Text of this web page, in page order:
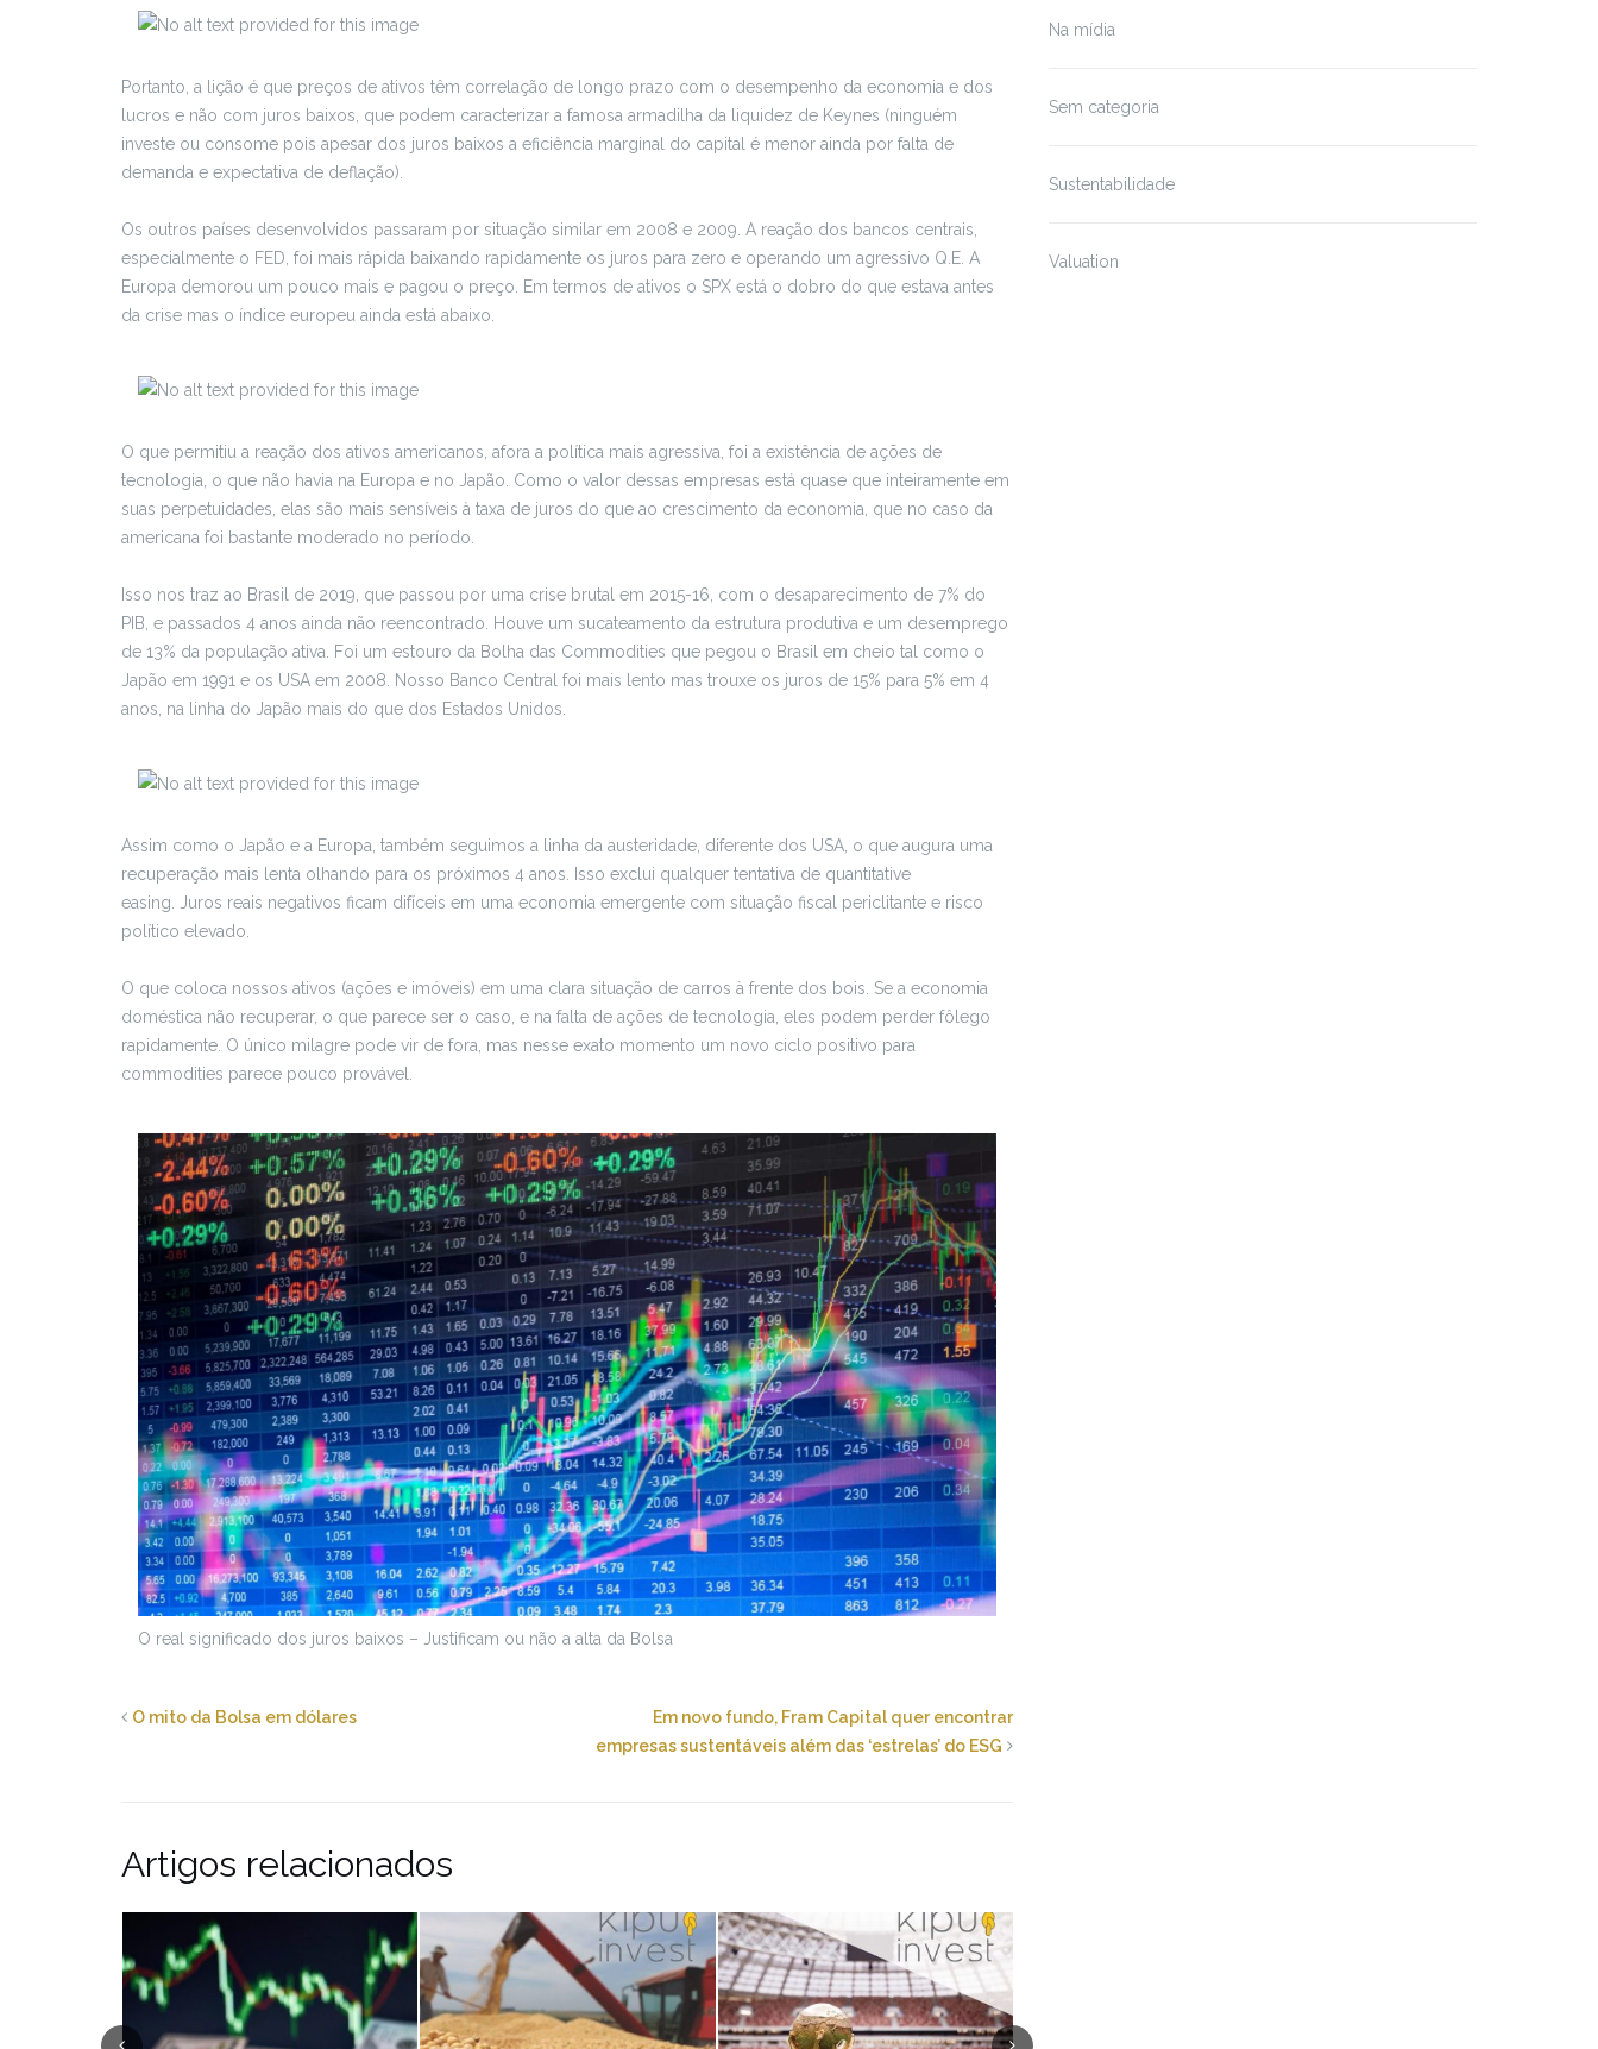
Portanto, a lição é que preços de ativos têm correlação de longo prazo com o desempenho da economia e dos
lucros e não com juros baixos, que podem caracterizar a famosa armadilha da liquidez de Keynes (ninguém
investe ou consome pois apesar dos juros baixos a eficiência marginal do capital é menor ainda por falta de
demanda e expectativa de deflação).
Os outros países desenvolvidos passaram por situação similar em 2008 e 2009. A reação dos bancos centrais,
especialmente o FED, foi mais rápida baixando rapidamente os juros para zero e operando um agressivo Q.E. A
Europa demorou um pouco mais e pagou o preço. Em termos de ativos o SPX está o dobro do que estava antes
da crise mas o índice europeu ainda está abaixo.
O que permitiu a reação dos ativos americanos, afora a política mais agressiva, foi a existência de ações de
tecnologia, o que não havia na Europa e no Japão. Como o valor dessas empresas está quase que inteiramente em
suas perpetuidades, elas são mais sensíveis à taxa de juros do que ao crescimento da economia, que no caso da
americana foi bastante moderado no período.
Isso nos traz ao Brasil de 2019, que passou por uma crise brutal em 2015-16, com o desaparecimento de 7% do
PIB, e passados 4 anos ainda não reencontrado. Houve um sucateamento da estrutura produtiva e um desemprego
de 13% da população ativa. Foi um estouro da Bolha das Commodities que pegou o Brasil em cheio tal como o
Japão em 1991 e os USA em 2008. Nosso Banco Central foi mais lento mas trouxe os juros de 15% para 5% em 4
anos, na linha do Japão mais do que dos Estados Unidos.
Assim como o Japão e a Europa, também seguimos a linha da austeridade, diferente dos USA, o que augura uma
recuperação mais lenta olhando para os próximos 4 anos. Isso exclui qualquer tentativa de quantitative
easing. Juros reais negativos ficam difíceis em uma economia emergente com situação fiscal periclitante e risco
político elevado.
O que coloca nossos ativos (ações e imóveis) em uma clara situação de carros à frente dos bois. Se a economia
doméstica não recuperar, o que parece ser o caso, e na falta de ações de tecnologia, eles podem perder fôlego
rapidamente. O único milagre pode vir de fora, mas nesse exato momento um novo ciclo positivo para
commodities parece pouco provável.
O real significado dos juros baixos – Justificam ou não a alta da Bolsa
O mito da Bolsa em dólares
Em novo fundo, Fram Capital quer encontrar
empresas sustentáveis além das ‘estrelas’ do ESG
Artigos relacionados
Na mídia
Sem categoria
Sustentabilidade
Valuation